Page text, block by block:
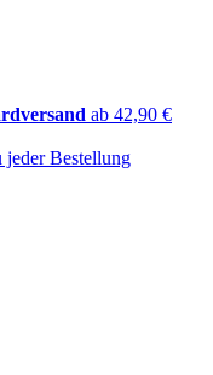
ab 42,90 €
jeder Bestellung